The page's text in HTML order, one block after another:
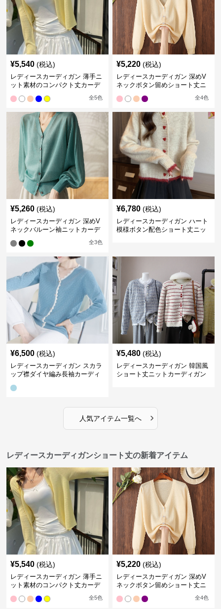
¥5,540 (税込)
レディースカーディガン 薄手ニ
ット素材のコンパクト丈カーデ
全5色
¥5,220 (税込)
レディースカーディガン 深めV
ネックボタン留めショート丈ニ
全4色
¥5,260 (税込)
レディースカーディガン 深めV
ネックバルーン袖ニットカーデ
全3色
¥6,780 (税込)
レディースカーディガン ハート
模様ボタン配色ショート丈ニッ
¥6,500 (税込)
レディースカーディガン スカラ
ップ襟ダイヤ編み長袖カーディ
¥5,480 (税込)
レディースカーディガン 韓国風
ショート丈ニットカーディガン
人気アイテム一覧へ ›
レディースカーディガンショート丈の新着アイテム
¥5,540 (税込)
レディースカーディガン 薄手ニ
ット素材のコンパクト丈カーデ
全5色
¥5,220 (税込)
レディースカーディガン 深めV
ネックボタン留めショート丈ニ
全4色